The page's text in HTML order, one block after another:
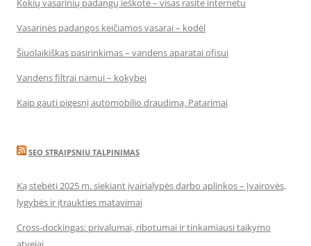
Kokių vasarinių padangų ieškote – visas rasite internetu
Vasarinės padangos keičiamos vasarai – kodėl
Šiuolaikiškas pasirinkimas – vandens aparatai ofisui
Vandens filtrai namui – kokybei
Kaip gauti pigesnį automobilio draudimą. Patarimai
SEO STRAIPSNIU TALPINIMAS
Ką stebėti 2025 m. siekiant įvairialypės darbo aplinkos – Įvairovės,
lygybės ir įtraukties matavimai
Cross-dockingas: privalumai, ribotumai ir tinkamiausi taikymo